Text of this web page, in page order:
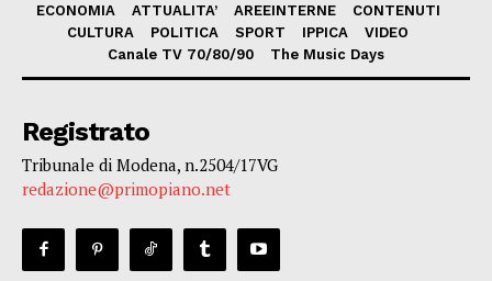
ECONOMIA ATTUALITA’ AREEINTERNE
CONTENUTI
CULTURA
POLITICA SPORT IPPICA
VIDEO
Canale TV 70/80/90
The Music Days
Registrato
Tribunale di Modena, n.2504/17VG
redazione@primopiano.net